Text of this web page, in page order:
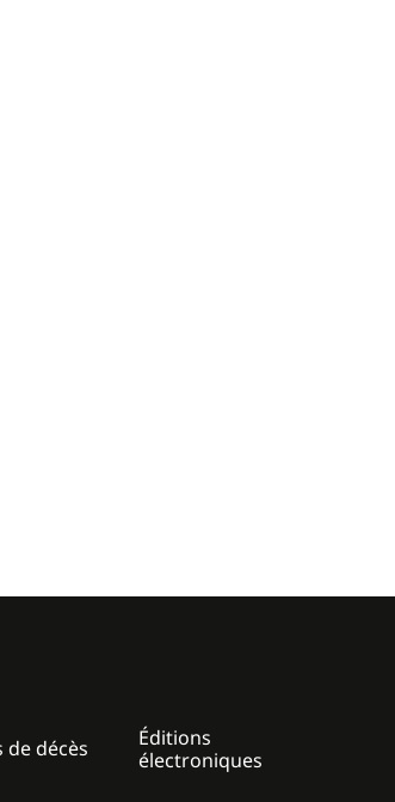
de décès
Éditions
électroniques